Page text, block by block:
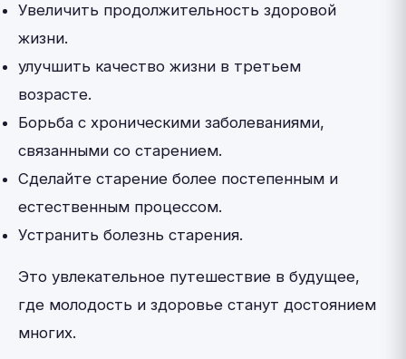
Увеличить продолжительность здоровой
жизни.
улучшить качество жизни в третьем
возрасте.
Борьба с хроническими заболеваниями,
связанными со старением.
Сделайте старение более постепенным и
естественным процессом.
Устранить болезнь старения.
Это увлекательное путешествие в будущее,
где молодость и здоровье станут достоянием
многих.